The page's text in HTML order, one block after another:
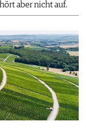
aber nicht auf.